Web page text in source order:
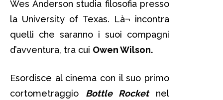
Wes Anderson studia filosofia presso
la University of Texas. Là¬ incontra
quelli che saranno i suoi compagni
d’avventura, tra cui Owen Wilson.
Esordisce al cinema con il suo primo
cortometraggio Bottle Rocketnel